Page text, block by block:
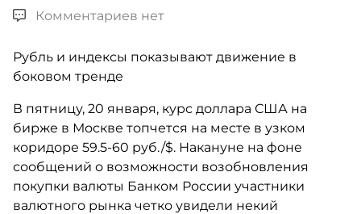
Комментариев нет
Рубль и индексы показывают движение в
боковом тренде
В пятницу, 20 января, курс доллара США на
бирже в Москве топчется на месте в узком
коридоре 59.5-60 руб./$. Накануне на фоне
сообщений о возможности возобновления
покупки валюты Банком России участники
валютного рынка четко увидели некий